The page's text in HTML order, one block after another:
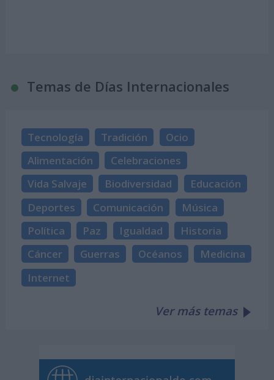
Temas de Días Internacionales
Tecnología Tradición
Ocio
Alimentación
Celebraciones
Vida Salvaje
Biodiversidad
Educación
Deportes
Comunicación
Música
Política
Paz Igualdad
Historia
Cáncer
Guerras Océanos
Medicina
Internet
Ver más temas